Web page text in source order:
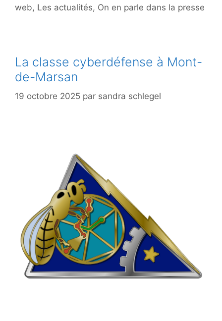
web, Les actualités, On en parle dans la presse
La classe cyberdéfense à Mont-
de-Marsan
19 octobre 2025 par sandra schlegel